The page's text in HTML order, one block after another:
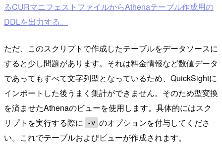
るCURマニフェストファイルからAthenaテーブル作成用の
DDLを出力する。
ただ、このスクリプトで作成したテーブルをデータソースに
すると少し問題があります。それは料金情報など数値データ
であってもすべて文字列型となっているため、QuickSightに
インポートした後うまく集計ができません。そのため型変換
を済ませたAthenaのビューを使用します。具体的にはスク
リプトを実行する際に
-v のオプションを付与してくださ
い。これでテーブルおよびビューが作成されます。